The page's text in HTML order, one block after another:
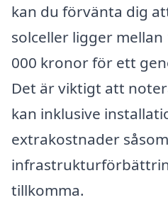
kan du förvänta dig
solceller ligger mellan
000 kronor för ett
Det är viktigt att
kan inklusive
extrakostnader
tillkomma.